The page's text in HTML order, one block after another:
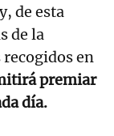
de esta
de la
en
premiar
día.